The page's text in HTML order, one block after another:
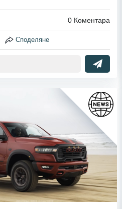
0 Коментара
Споделяне